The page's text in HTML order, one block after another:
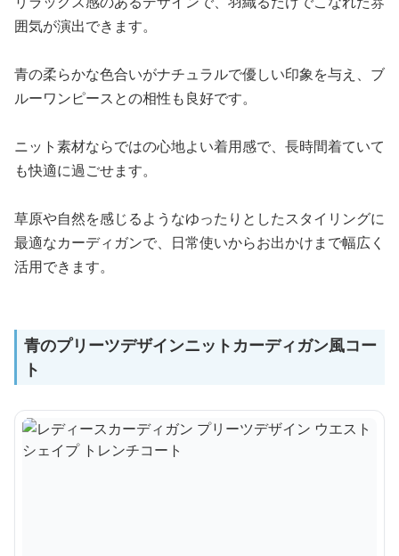
囲気が演出できます。
青の柔らかな色合いがナチュラルで優しい印象を与え、ブ
ルーワンピースとの相性も良好です。
ニット素材ならではの心地よい着用感で、長時間着ていて
も快適に過ごせます。
草原や自然を感じるようなゆったりとしたスタイリングに
最適なカーディガンで、日常使いからお出かけまで幅広く
活用できます。
青のプリーツデザインニットカーディガン風コー
ト